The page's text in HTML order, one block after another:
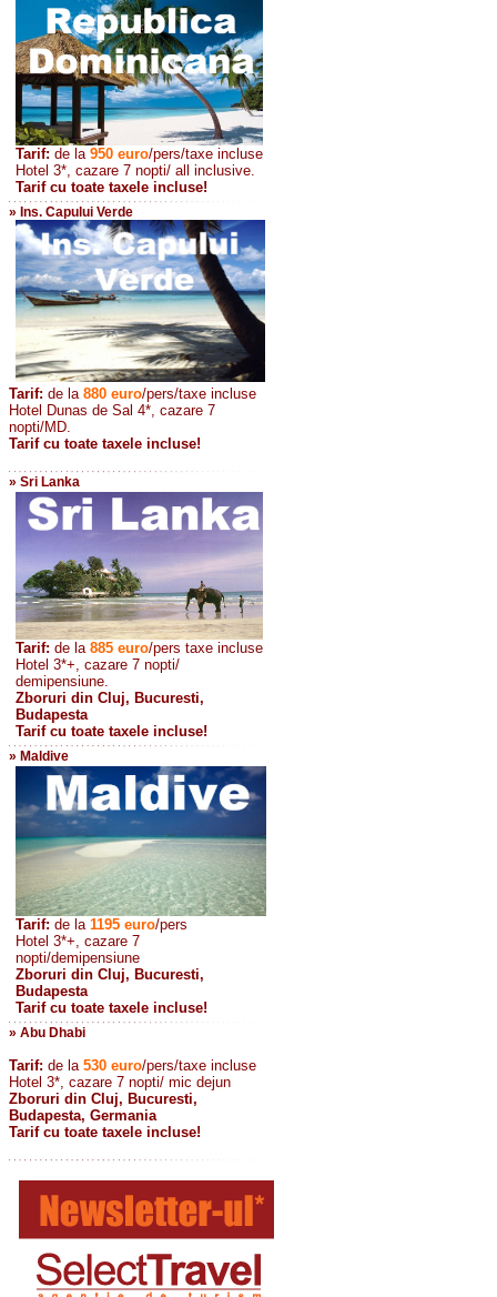
Tarif: de la 950 euro/pers/taxe incluse
Hotel 3*, cazare 7 nopti/ all inclusive.
Tarif cu toate taxele incluse!
» Ins. Capului Verde
Tarif: de la 880 euro/pers/taxe incluse
Hotel Dunas de Sal 4*, cazare 7
nopti/MD.
Tarif cu toate taxele incluse!
» Sri Lanka
Tarif: de la 885 euro/pers taxe incluse
Hotel 3*+, cazare 7 nopti/
demipensiune.
Zboruri din Cluj, Bucuresti,
Budapesta
Tarif cu toate taxele incluse!
» Maldive
Tarif: de la 1195 euro/pers
Hotel 3*+, cazare 7
nopti/demipensiune
Zboruri din Cluj, Bucuresti,
Budapesta
Tarif cu toate taxele incluse!
» Abu Dhabi
Tarif: de la 530 euro/pers/taxe incluse
Hotel 3*, cazare 7 nopti/ mic dejun
Zboruri din Cluj, Bucuresti,
Budapesta, Germania
Tarif cu toate taxele incluse!